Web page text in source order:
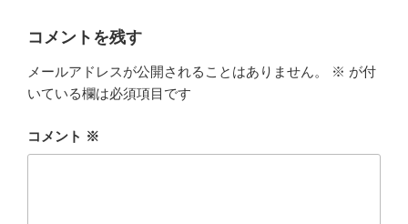
コメントを残す
メールアドレスが公開されることはありません。 ※ が付
いている欄は必須項目です
コメント ※